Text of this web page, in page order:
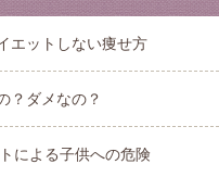
エットしない痩せ方
？ダメなの？
による子供への危険